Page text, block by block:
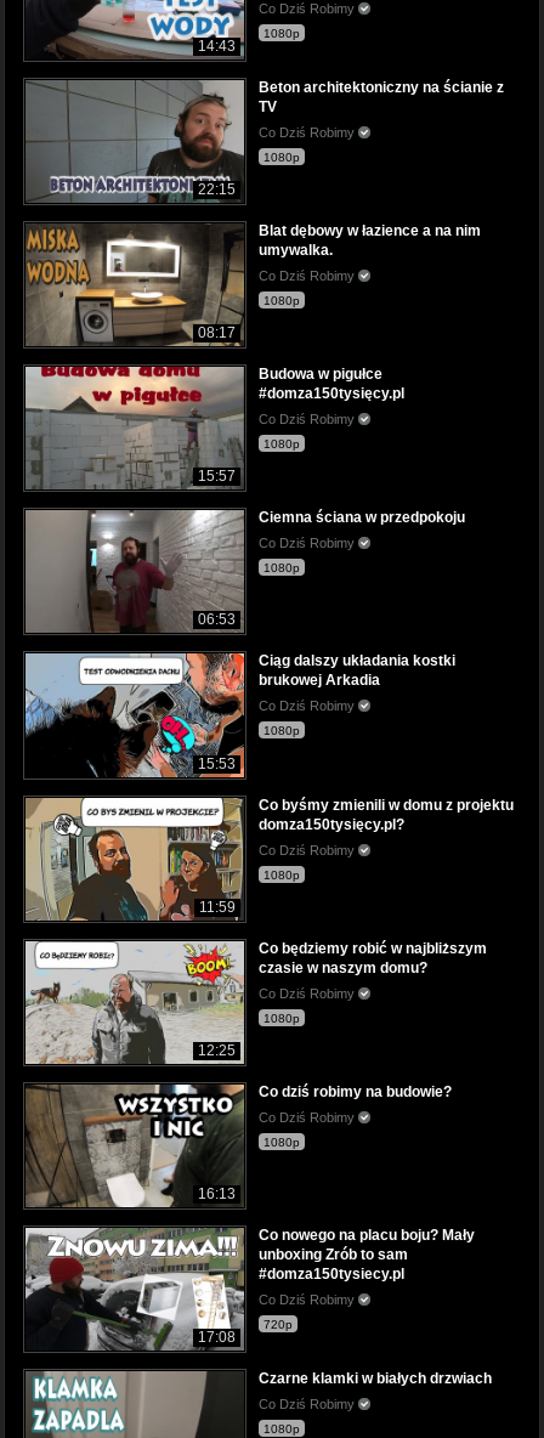
14:43
Co Dziś Robimy
1080p
22:15
Beton architektoniczny na ścianie z
TV
Co Dziś Robimy
1080p
08:17
Blat dębowy w łazience a na nim
umywalka.
Co Dziś Robimy
1080p
15:57
Budowa w pigułce
#domza150tysięcy.pl
Co Dziś Robimy
1080p
06:53
Ciemna ściana w przedpokoju
Co Dziś Robimy
1080p
15:53
Ciąg dalszy układania kostki
brukowej Arkadia
Co Dziś Robimy
1080p
11:59
Co byśmy zmienili w domu z projektu
domza150tysięcy.pl?
Co Dziś Robimy
1080p
12:25
Co będziemy robić w najbliższym
czasie w naszym domu?
Co Dziś Robimy
1080p
16:13
Co dziś robimy na budowie?
Co Dziś Robimy
1080p
17:08
Co nowego na placu boju? Mały
unboxing Zrób to sam
#domza150tysiecy.pl
Co Dziś Robimy
720p
Czarne klamki w białych drzwiach
Co Dziś Robimy
1080p